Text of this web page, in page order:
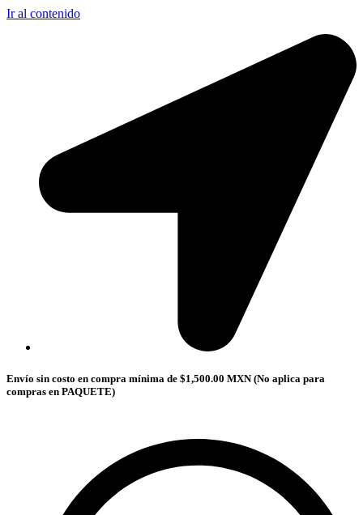
Ir al contenido
Envío sin costo en compra mínima de $1,500.00 MXN (No aplica para
compras en PAQUETE)